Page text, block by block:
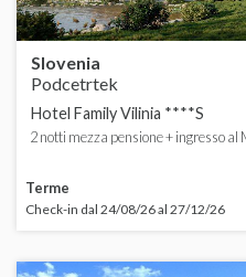
Slovenia
Podcetrtek
Hotel Family Vilinia ****S
2 notti mezza pensione + ingresso al
Terme
Check-in dal 24/08/26 al 27/12/26